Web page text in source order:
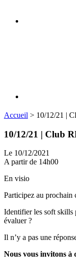
Accueil > 10/12/21 |
10/12/21 | Club
Le 10/12/2021
A partir de 14h00
En visio
Participez au
Identifier les soft skills
évaluer ?
Il n’y a pas une
Nous vous invitons à